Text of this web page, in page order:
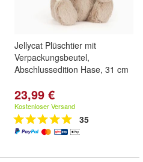
Jellycat Plüschtier mit
Verpackungsbeutel,
Abschlussedition Hase, 31 cm
23,99 €
Kostenloser Versand
35